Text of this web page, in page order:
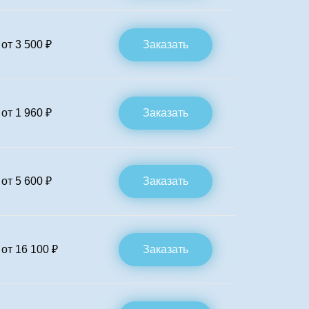
от 3 500 ₽ Заказать
от 1 960 ₽ Заказать
от 5 600 ₽ Заказать
от 16 100 ₽ Заказать